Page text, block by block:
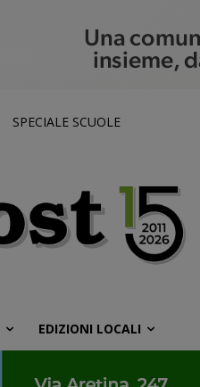
SPECIALE SCUOLE
EDIZIONI LOCALI